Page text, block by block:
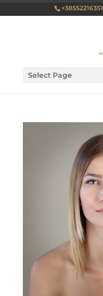
+38552216351
Select Page